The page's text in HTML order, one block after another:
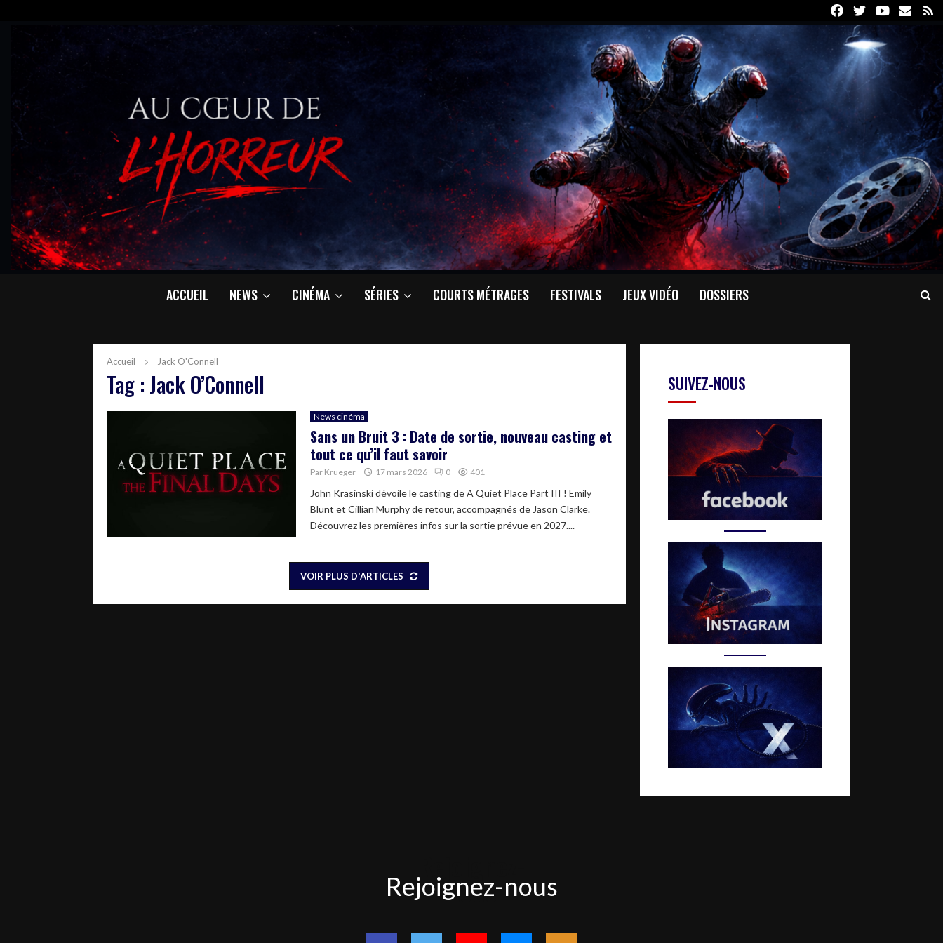
FacebookTwitterYoutube
Email
ACCUEIL NEWS CINÉMA SÉRIES COURTS MÉTRAGES FESTIVALS JEUX VIDÉO DOSSIERS
Accueil Jack O'Connell
Tag : Jack O’Connell
News cinéma
Sans un Bruit 3 : Date de sortie, nouveau casting et
tout ce qu’il faut savoir
Par Krueger 17 mars 2026 0 401
John Krasinski dévoile le casting de A Quiet Place Part III ! Emily
Blunt et Cillian Murphy de retour, accompagnés de Jason Clarke.
Découvrez les premières infos sur la sortie prévue en 2027....
VOIR PLUS D'ARTICLES
SUIVEZ-NOUS
nous
Rejoignez-nous